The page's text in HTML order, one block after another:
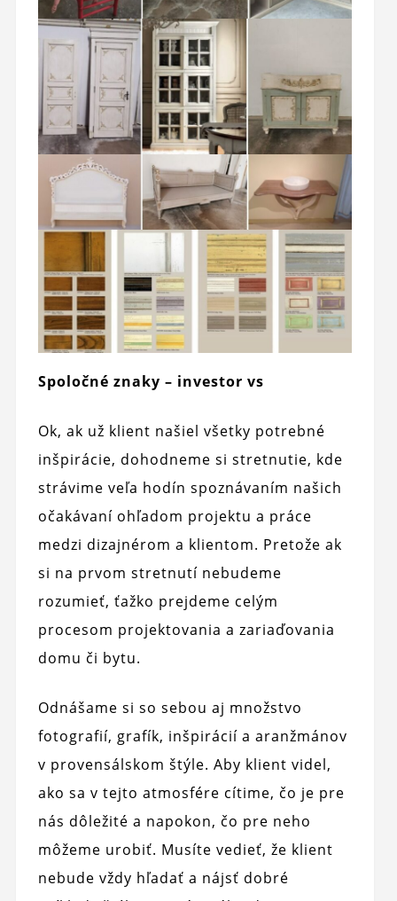
Spoločné znaky – investor vs
Ok, ak už klient našiel všetky potrebné
inšpirácie, dohodneme si stretnutie, kde
strávime veľa hodín spoznávaním našich
očakávaní ohľadom projektu a práce
medzi dizajnérom a klientom. Pretože ak
si na prvom stretnutí nebudeme
rozumieť, ťažko prejdeme celým
procesom projektovania a zariaďovania
domu či bytu.
Odnášame si so sebou aj množstvo
fotografií, grafík, inšpirácií a aranžmánov
v provensálskom štýle. Aby klient videl,
ako sa v tejto atmosfére cítime, čo je pre
nás dôležité a napokon, čo pre neho
môžeme urobiť. Musíte vedieť, že klient
nebude vždy hľadať a nájsť dobré